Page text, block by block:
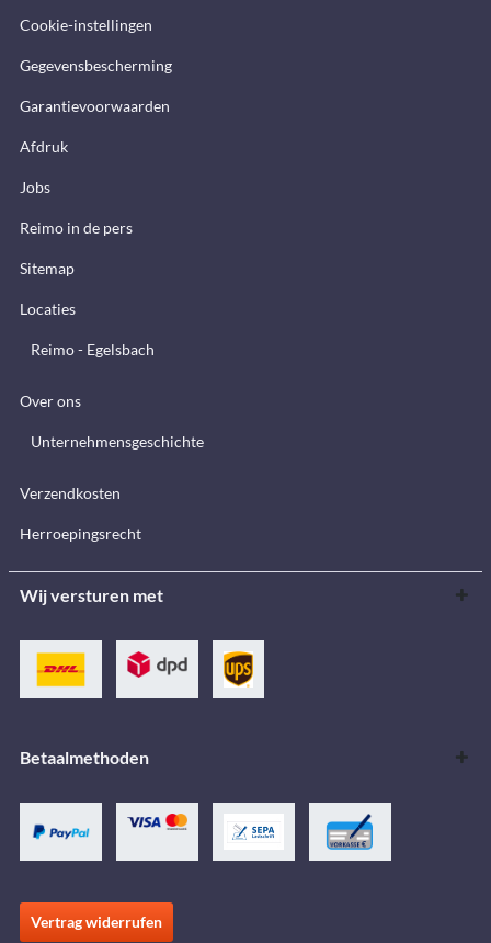
Cookie-instellingen
Gegevensbescherming
Garantievoorwaarden
Afdruk
Jobs
Reimo in de pers
Sitemap
Locaties
Reimo - Egelsbach
Over ons
Unternehmensgeschichte
Verzendkosten
Herroepingsrecht
Wij versturen met
Betaalmethoden
Vertrag widerrufen